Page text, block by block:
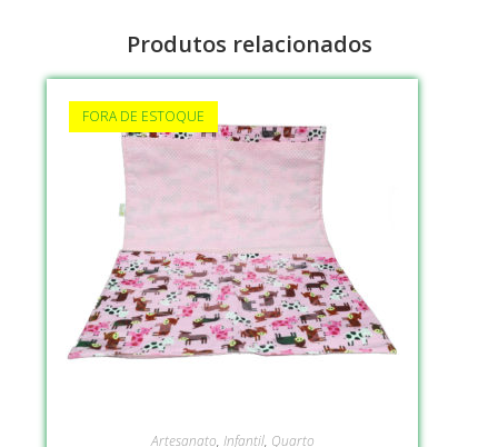
Produtos relacionados
FORA DE ESTOQUE
VER OPÇÕES
Artesanato, Infantil, Quarto